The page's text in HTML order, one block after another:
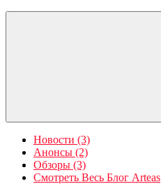
Новости (3)
Анонсы (2)
Обзоры (3)
Смотреть Весь Блог Arteas